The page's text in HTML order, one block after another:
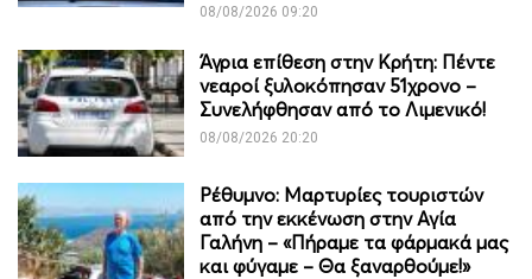
08/08/2026 09:20
Άγρια επίθεση στην Κρήτη: Πέντε
νεαροί ξυλοκόπησαν 51χρονο –
Συνελήφθησαν από το Λιμενικό!
08/08/2026 20:20
Ρέθυμνο: Μαρτυρίες τουριστών
από την εκκένωση στην Αγία
Γαλήνη – «Πήραμε τα φάρμακά μας
και φύγαμε – Θα ξαναρθούμε!»